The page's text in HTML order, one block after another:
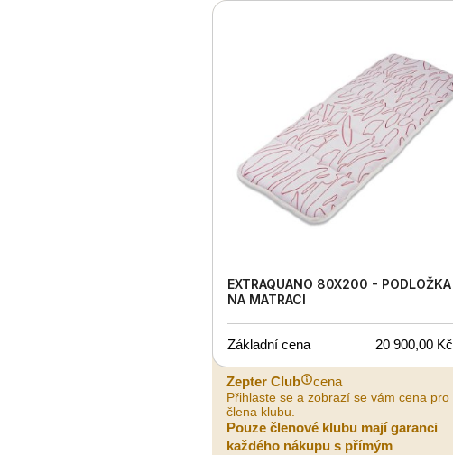
EXTRAQUANO 80X200 - PODLOŽKA
NA MATRACI
Základní cena 20 900,00 Kč
Zepter Club cena
Přihlaste se a zobrazí se vám cena pro
člena klubu.
Pouze členové klubu mají garanci
každého nákupu s přímým